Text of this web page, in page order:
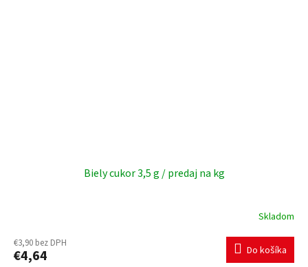
Biely cukor 3,5 g / predaj na kg
Skladom
€3,90 bez DPH
€4,64 Do košíka